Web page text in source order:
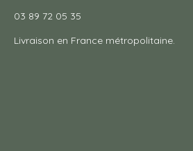
03 89 72 05 35
Livraison en France métropolitaine.